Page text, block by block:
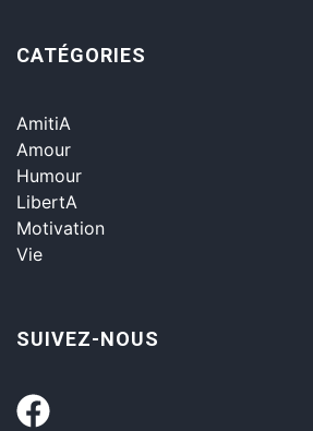
CATÉGORIES
AmitiA
Amour
Humour
LibertA
Motivation
Vie
SUIVEZ-NOUS